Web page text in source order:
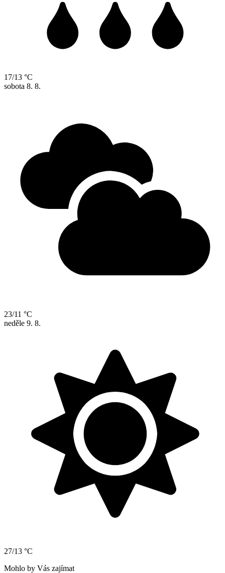
17/13 °C
sobota 8. 8.
23/11 °C
neděle 9. 8.
27/13 °C
Mohlo by Vás zajímat